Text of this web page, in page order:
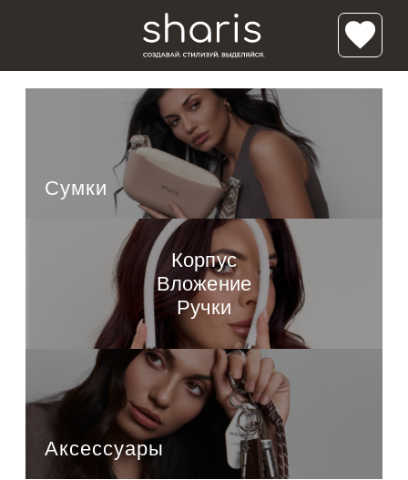
Сумки
Классик Мини
Луна
Полумесяц
Солнце
Корпус
Вложение
Ручки
Аксессуары